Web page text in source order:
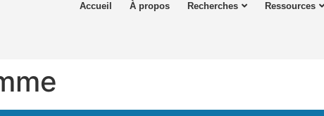
Accueil À propos Recherches Ressources